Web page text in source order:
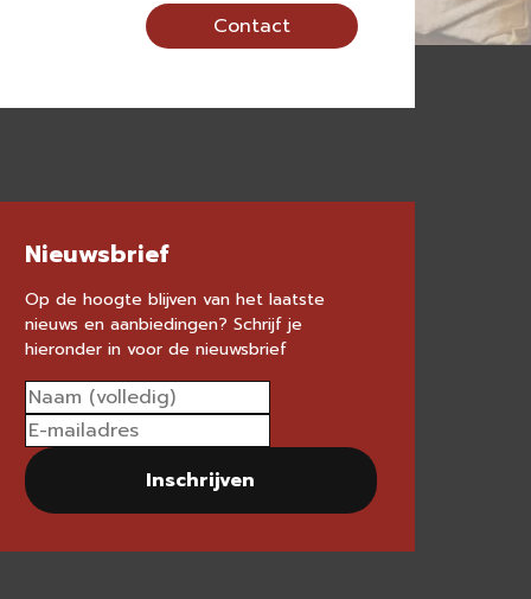
Contact
Nieuwsbrief
Op de hoogte blijven van het laatste
nieuws en aanbiedingen? Schrijf je
hieronder in voor de nieuwsbrief
Inschrijven